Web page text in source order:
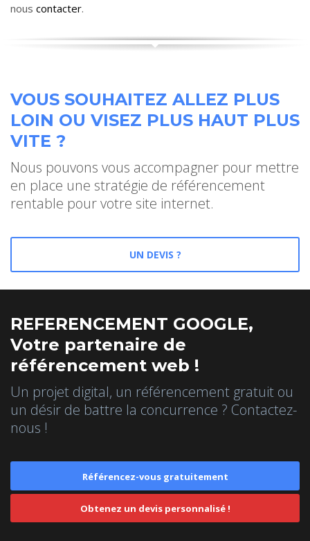
nous contacter.
VOUS SOUHAITEZ ALLEZ PLUS
LOIN OU VISEZ PLUS HAUT PLUS
VITE ?
Nous pouvons vous accompagner pour mettre
en place une stratégie de référencement
rentable pour votre site internet.
UN DEVIS ?
REFERENCEMENT GOOGLE,
Votre partenaire de
référencement web !
Un projet digital, un référencement gratuit ou
un désir de battre la concurrence ? Contactez-
nous !
Référencez-vous gratuitement
Obtenez un devis personnalisé !